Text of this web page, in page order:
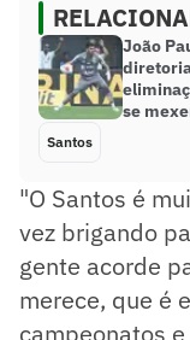
João
se
Santos
"O Santos é
vez brigando
gente acorde
merece, que é